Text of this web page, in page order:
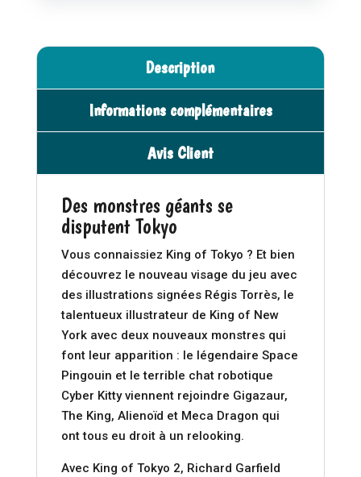
Description
Informations complémentaires
Avis Client
Des monstres géants se
disputent Tokyo
Vous connaissiez King of Tokyo ? Et bien
découvrez le nouveau visage du jeu avec
des illustrations signées Régis Torrès, le
talentueux illustrateur de King of New
York avec deux nouveaux monstres qui
font leur apparition : le légendaire Space
Pingouin et le terrible chat robotique
Cyber Kitty viennent rejoindre Gigazaur,
The King, Alienoïd et Meca Dragon qui
ont tous eu droit à un relooking.
Avec King of Tokyo 2, Richard Garfield